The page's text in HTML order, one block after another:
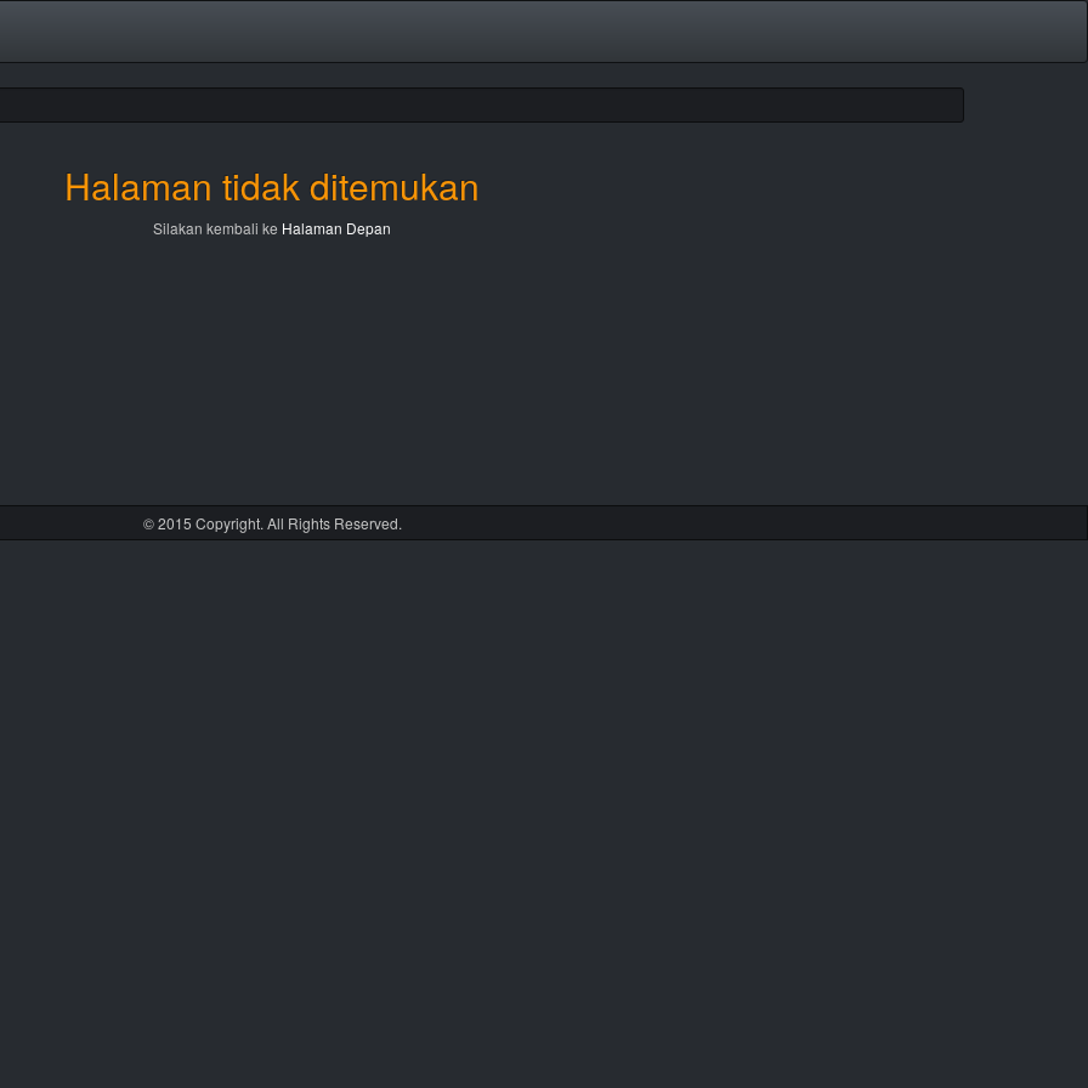
Halaman tidak ditemukan
Silakan kembali ke Halaman Depan
© 2015 Copyright. All Rights Reserved.